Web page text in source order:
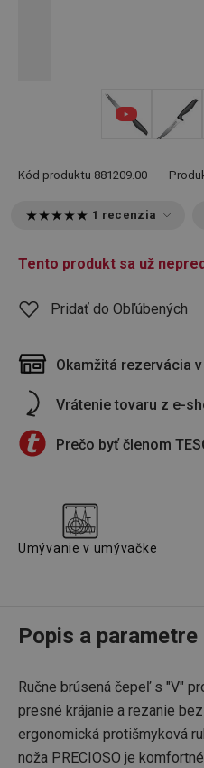
Kód produktu 881209.00
1 recenzia
Tento produkt sa už
Pridať do Obľúbených
Okamžitá rezervácia
Vrátenie tovaru z e-
Prečo byť členom
Umývanie v umývačke
Popis a parametre
Ručne brúsená čepeľ s "V"
presné krájanie a rezanie
ergonomická protišmyková
noža PRECIOSO je